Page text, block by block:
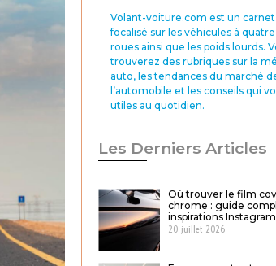
Volant-voiture.com est un
focalisé sur les véhicules à
roues ainsi que les poids lourds.
trouverez des rubriques sur la
auto, les tendances du marché
l’automobile et les conseils qui
utiles au quotidien.
Les Derniers Articles
Où trouver le film
chrome : guide
inspirations Instagram
20 juillet 2026